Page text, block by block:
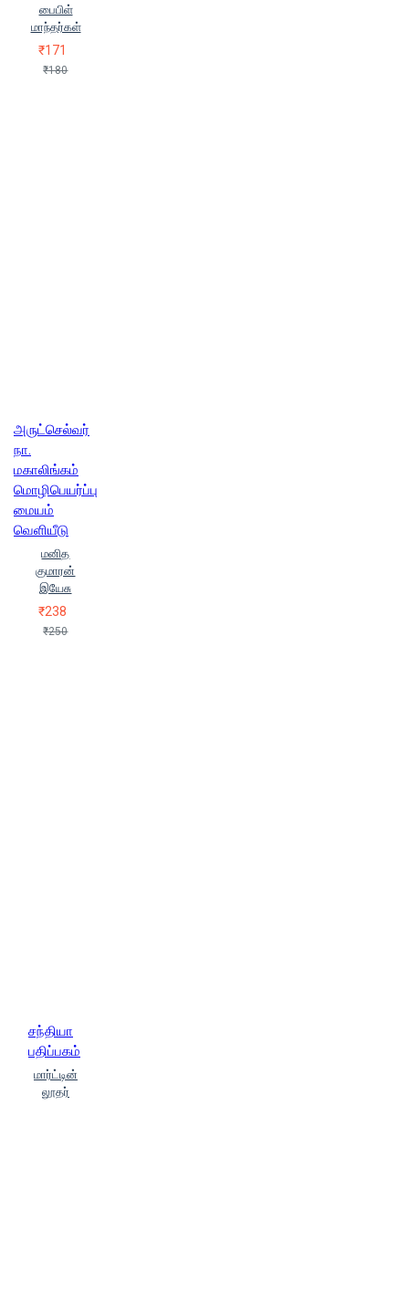
பைபிள்
மாந்தர்கள்
₹171
₹180
அருட்செல்வர்
நா.
மகாலிங்கம்
மொழிபெயர்ப்பு
மையம்
வெளியீடு
மனித
குமாரன்
இயேசு
₹238
₹250
சந்தியா
பதிப்பகம்
மார்ட்டின்
லூதர்